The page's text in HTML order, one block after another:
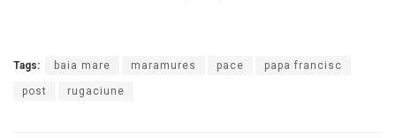
Tags: baia mare maramures pace papa francisc
post rugaciune